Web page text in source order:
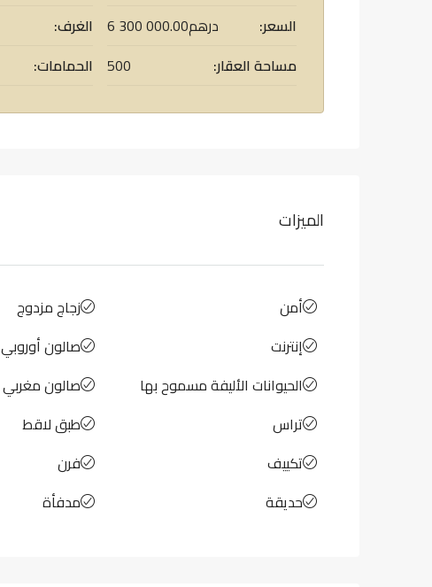
السعر:
6 300 000.00درهم
مساحة العقار:
500
الغرف:
الحمامات:
الميزات
أمن
إنترنت
الحيوانات الأليفة مسموح بها
تراس
تكييف
حديقة
زجاج مزدوج
صالون أوروبي
صالون مغربي
طبق لاقط
فرن
مدفأة